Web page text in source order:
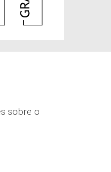
sobre o